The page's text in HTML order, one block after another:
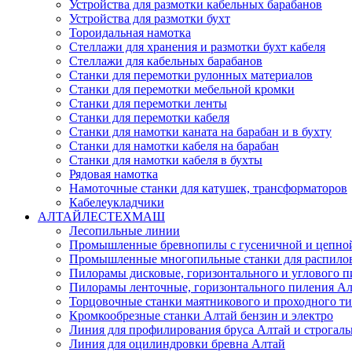
Устройства для размотки кабельных барабанов
Устройства для размотки бухт
Тороидальная намотка
Стеллажи для хранения и размотки бухт кабеля
Стеллажи для кабельных барабанов
Станки для перемотки рулонных материалов
Станки для перемотки мебельной кромки
Станки для перемотки ленты
Станки для перемотки кабеля
Станки для намотки каната на барабан и в бухту
Станки для намотки кабеля на барабан
Станки для намотки кабеля в бухты
Рядовая намотка
Намоточные станки для катушек, трансформаторов
Кабелеукладчики
АЛТАЙЛЕСТЕХМАШ
Лесопильные линии
Промышленные бревнопилы с гусеничной и
Промышленные многопильные станки для
Пилорамы дисковые, горизонтального и углового
Пилорамы ленточные, горизонтального пиления
Торцовочные станки маятникового и проходного
Кромкообрезные станки Алтай бензин и электро
Линия для профилирования бруса Алтай и
Линия для оцилиндровки бревна Алтай